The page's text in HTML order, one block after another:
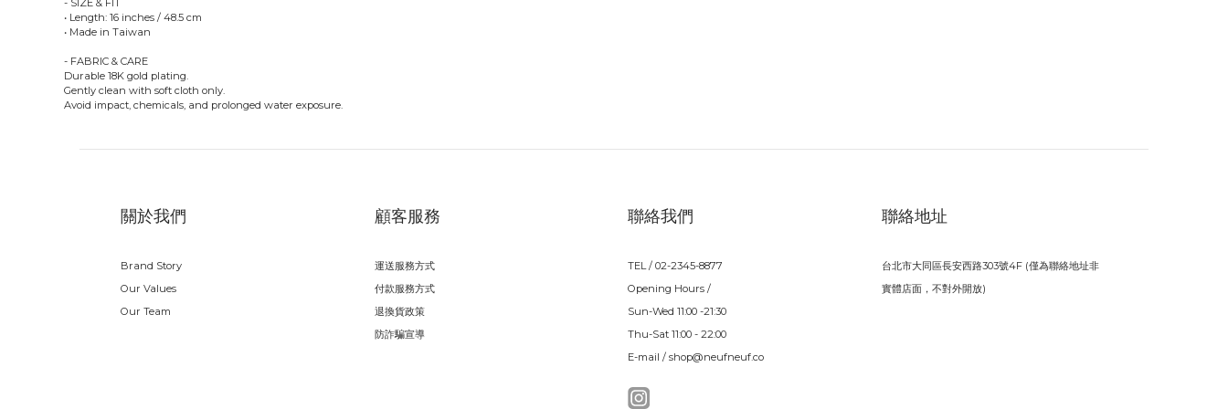
- SIZE & FIT
• Length: 16 inches / 48.5 cm
• Made in Taiwan
- FABRIC & CARE
Durable 18K gold plating.
Gently clean with soft cloth only.
Avoid impact, chemicals, and prolonged water exposure.
關於我們
Brand Story
Our Values
Our Team
顧客服務
運送服務方式
付款服務方式
退換貨政策
防詐騙宣導
聯絡我們
TEL / 02-2345-8877
Opening Hours /
Sun-Wed 11:00 -21:30
Thu-Sat 11:00 - 22:00
E-mail / shop@neufneuf.co
聯絡地址
台北市大同區長安西路303號4F (僅為聯絡地址非
實體店面，不對外開放)